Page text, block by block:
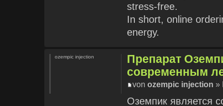
stress‑free.
In short, online
energy.
Препарат
современным
vonozempic injection »
Оземпик является
ozempic injection